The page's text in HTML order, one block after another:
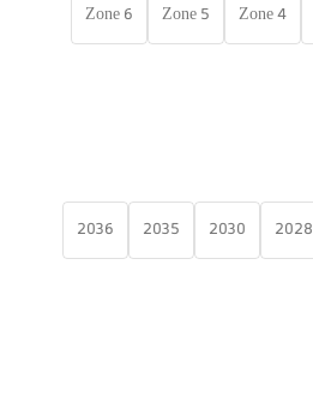
Zone 4
Zone 5
Zone 6
2028
2030
2035
2036